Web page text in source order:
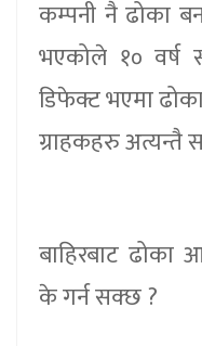
कम्पनी नै ढोका
भएकोले १० वर्ष
डिफेक्ट भएमा
ग्राहकहरु अत्यन्तै
बाहिरबाट ढोका
के गर्न सक्छ ?